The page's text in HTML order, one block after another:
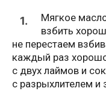
1.
Мягкое
взбить
не перестаем
каждый раз
с двух лаймов и
с разрыхлителем и